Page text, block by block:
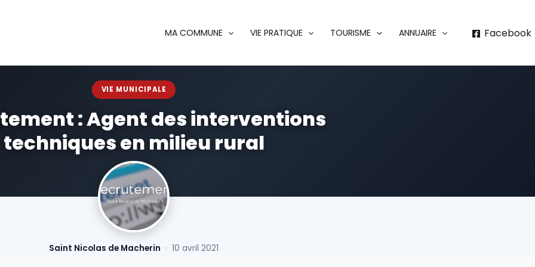
MA COMMUNE VIE PRATIQUE TOURISME ANNUAIRE Facebook
VIE MUNICIPALE
: Agent des interventions
techniques en milieu rural
Saint Nicolas de Macherin · 10 avril 2021